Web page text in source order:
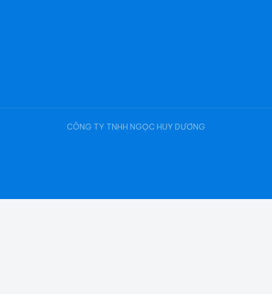
CÔNG TY TNHH NGỌC HUY DƯƠNG